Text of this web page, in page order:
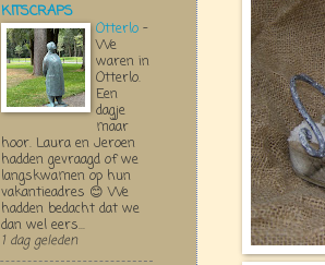
KITSCRAPS
Otterlo -
We
waren in
Otterlo.
Een
dagje
maar
hoor. Laura en Jeroen
hadden gevraagd of we
langskwamen op hun
vakantieadres 😊 We
hadden bedacht dat we
dan wel eers...
1 dag geleden